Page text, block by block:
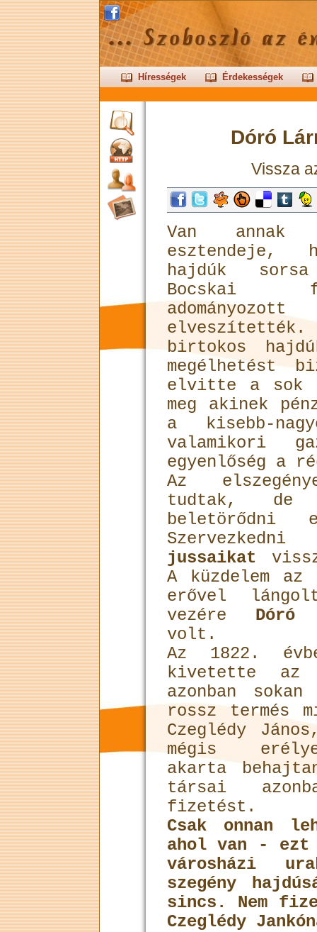
Hírességek Érdekességek
Dóró
Vissza
Van
esztendeje,
hajdúk
Bocskai
birtokos
megélhetést
elvitte a sok
meg akinek
a kisebb-
valamikori
egyenlőség a
Az
tudtak, de
beletörődni
jussaikat
A küzdelem az
erővel
vezére Dóró
volt.
Az 1822.
kivetette
azonban
rossz termés
Czeglédy
mégis
akarta
társai
fizetést.
Csak onnan
ahol van - ezt
városházi
szegény
sincs. Nem
Czeglédy